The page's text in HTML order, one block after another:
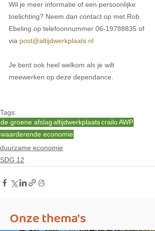
Wil je meer informatie of een persoonlijke
toelichting? Neem dan contact op met Rob
Ebeling op telefoonnummer 06-19788835 of
via post@altijdwerkplaats.nl
Je bent ook heel welkom als je wilt
meewerken op deze dependance.
Tags:
de groene afslagaltijdwerkplaatscrailoAWP
waarderende economie
duurzame economie
SDG 12
Onze thema's